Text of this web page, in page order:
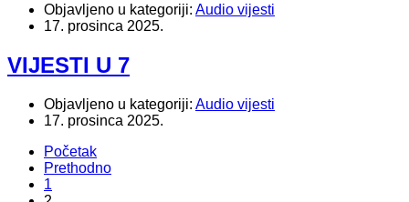
Objavljeno u kategoriji: Audio vijesti
17. prosinca 2025.
VIJESTI U 7
Objavljeno u kategoriji: Audio vijesti
17. prosinca 2025.
Početak
Prethodno
1